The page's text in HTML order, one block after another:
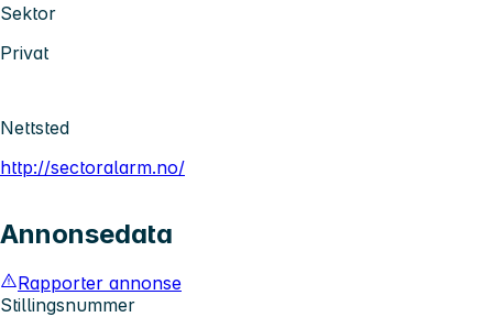
Sektor
Privat
Nettsted
http://sectoralarm.no/
Annonsedata
Rapporter annonse
Stillingsnummer